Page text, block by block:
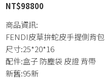
NT$98800
商品資訊:
FENDI皮草拚蛇皮手提側背包
尺寸:25*20*16
配件:盒子 防塵袋 皮證 背帶
新舊:95新